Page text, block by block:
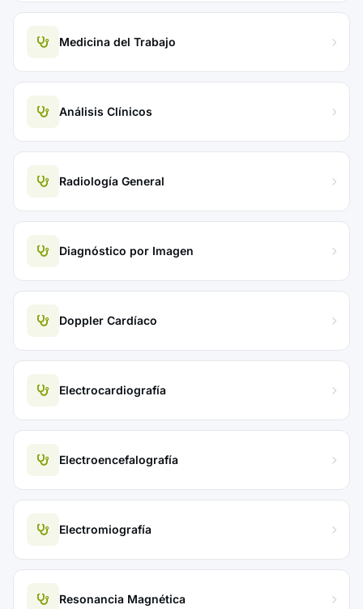
Medicina del Trabajo
Análisis Clínicos
Radiología General
Diagnóstico por Imagen
Doppler Cardíaco
Electrocardiografía
Electroencefalografía
Electromiografía
Resonancia Magnética